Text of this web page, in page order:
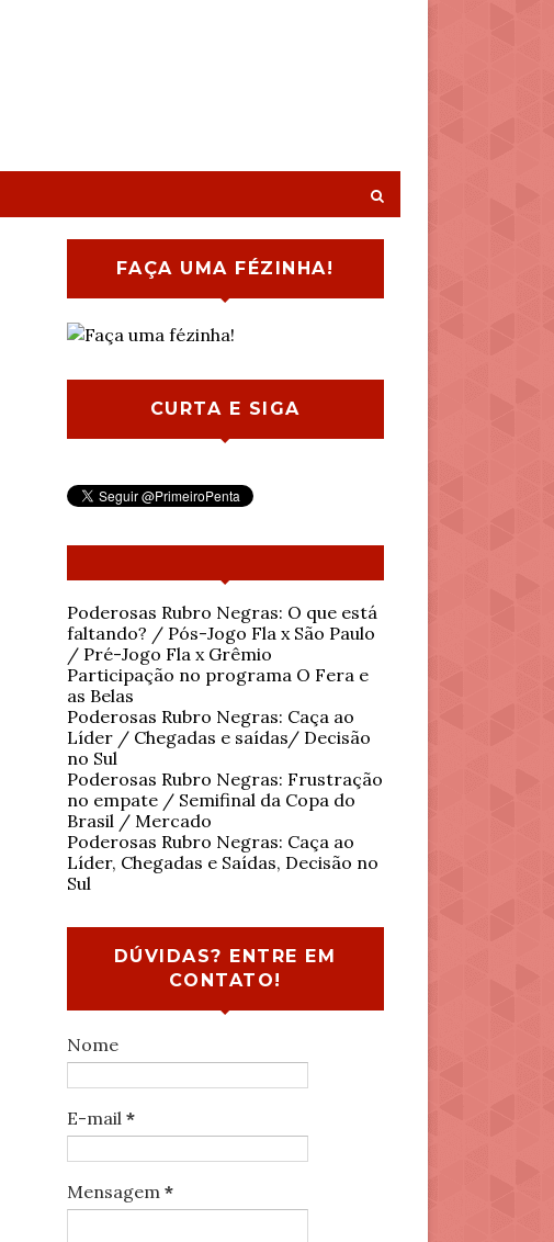
FAÇA UMA FÉZINHA!
CURTA E SIGA
Poderosas Rubro Negras: O que está
faltando? / Pós-Jogo Fla x São Paulo
/ Pré-Jogo Fla x Grêmio
Participação no programa O Fera e
as Belas
Poderosas Rubro Negras: Caça ao
Líder / Chegadas e saídas/ Decisão
no Sul
Poderosas Rubro Negras: Frustração
no empate / Semifinal da Copa do
Brasil / Mercado
Poderosas Rubro Negras: Caça ao
Líder, Chegadas e Saídas, Decisão no
Sul
DÚVIDAS? ENTRE EM
CONTATO!
Nome
E-mail *
Mensagem *